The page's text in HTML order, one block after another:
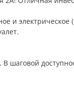
и
шаговой